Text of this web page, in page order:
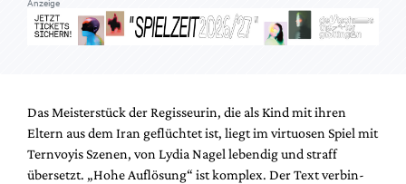
Anzeige
Das Meisterstück der Regisseurin, die als Kind mit ihren
Eltern aus dem Iran geflüchtet ist, liegt im virtuosen Spiel mit
Ternvoyis Szenen, von Lydia Nagel lebendig und straff
übersetzt. „Hohe Auflösung“ ist komplex. Der Text verbin-